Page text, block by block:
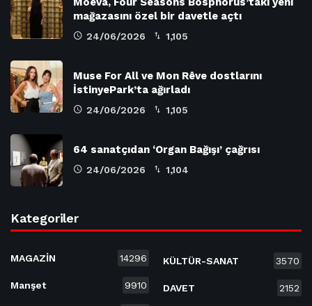
mağazasını özel bir davetle açtı
24/06/2026 1,105
Muse For All ve Mon Rêve dostlarını
İstinyePark’ta ağırladı
24/06/2026 1,105
64 sanatçıdan ‘Organ Bağışı’ çağrısı
24/06/2026 1,104
Kategoriler
MAGAZİN 14296
Manşet 9910
KÜLTÜR-SANAT 3570
DAVET 2152